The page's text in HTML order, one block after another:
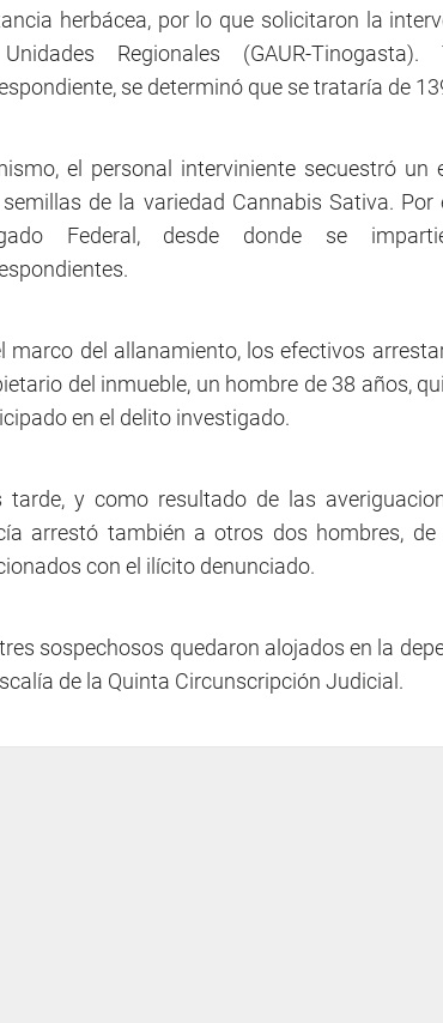
herbácea, por lo que solicitaron la
Regionales (GAUR-
se determinó que se trataría de
el personal interviniente secuestró
de la variedad Cannabis Sativa.
Federal, desde donde se
marco del allanamiento, los efectivos
del inmueble, un hombre de 38 años,
en el delito investigado.
tarde, y como resultado de las
arrestó también a otros dos hombres,
con el ilícito denunciado.
sospechosos quedaron alojados en la
de la Quinta Circunscripción Judicial.